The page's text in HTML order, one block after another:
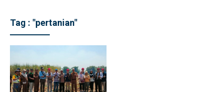
Tag : "pertanian"